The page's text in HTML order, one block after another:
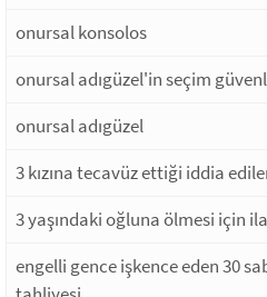
onursal konsolos
onursal adıgüzel'in seçim
onursal adıgüzel
3 kızına tecavüz ettiği iddia
3 yaşındaki oğluna ölmesi için
engelli gence işkence eden 30